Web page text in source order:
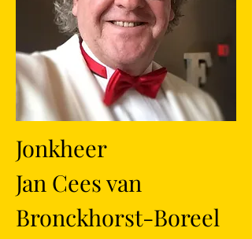
Jonkheer
Jan Cees van
Bronckhorst-Boreel